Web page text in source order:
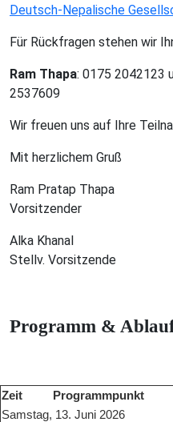
Deutsch-Nepalische
Für Rückfragen stehen wir
Ram Thapa: 0175 2042123
2537609
Wir freuen uns auf Ihre
Mit herzlichem Gruß
Ram Pratap Thapa
Vorsitzender
Alka Khanal
Stellv. Vorsitzende
Programm &
Zeit Programmpunkt
Samstag, 13. Juni 2026